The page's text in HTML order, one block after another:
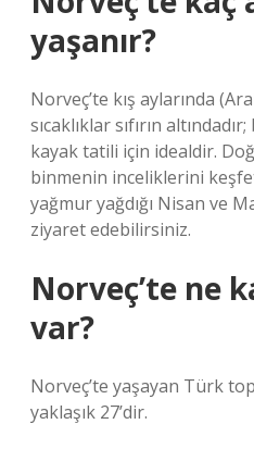
yaşanır?
Norveç’te kış aylarında
sıcaklıklar sıfırın
kayak tatili için idealdir.
binmenin inceliklerini
yağmur yağdığı Nisan ve
ziyaret edebilirsiniz.
Norveç’te ne
var?
Norveç’te yaşayan Türk
yaklaşık 27’dir.